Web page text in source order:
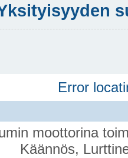
Error
moottorina
Käännös,